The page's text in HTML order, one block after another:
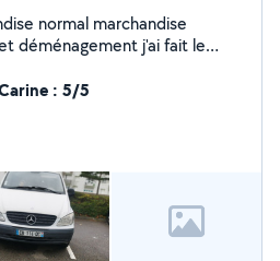
normal marchandise
déménagement j'ai fait le
: 5/5